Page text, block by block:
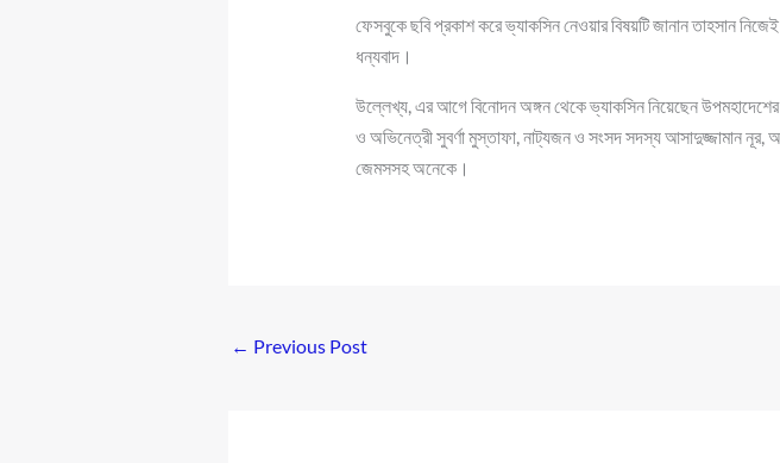
ফেসবুকে ছবি প্রকাশ করে ভ্যাকসিন নেওয়ার বিষয়টি জানান তাহসান
ধন্যবাদ।
উল্লেখ্য, এর আগে বিনোদন অঙ্গন থেকে ভ্যাকসিন নিয়েছেন
ও অভিনেত্রী সুবর্ণা মুস্তাফা, নাট্যজন ও সংসদ সদস্য আসাদুজ্জামান নূর,
জেমসসহ অনেকে।
← Previous Post